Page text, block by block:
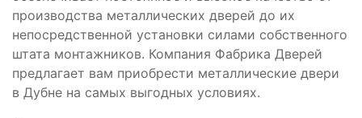
производства металлических дверей до их
непосредственной установки силами собственного
штата монтажников. Компания Фабрика Дверей
предлагает вам приобрести металлические двери
в Дубне на самых выгодных условиях.